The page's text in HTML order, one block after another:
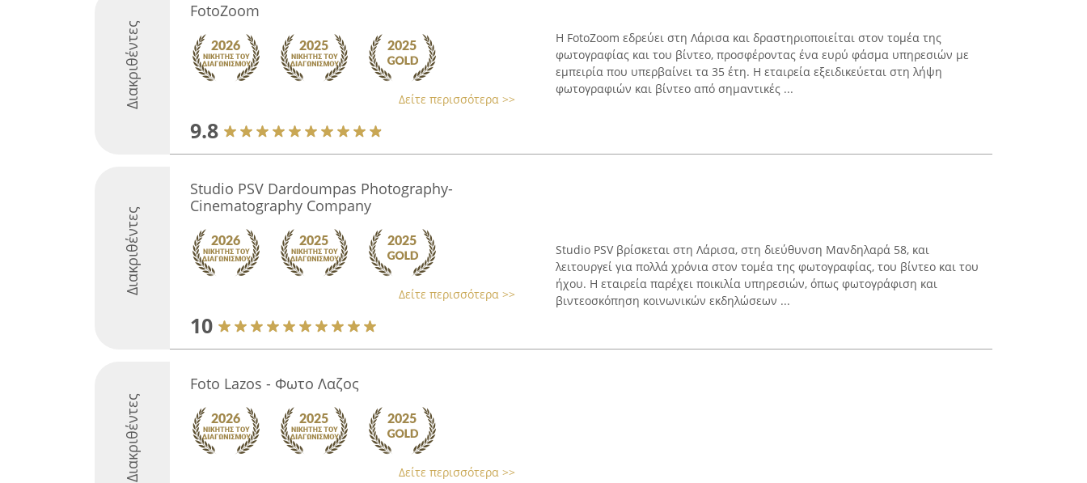
Διακριθέντες
FotoZoom
Δείτε περισσότερα >>
9.8
Η FotoZoom εδρεύει στη Λάρισα και δραστηριοποιείται στον τομέα της
φωτογραφίας και του βίντεο, προσφέροντας ένα ευρύ φάσμα υπηρεσιών με
εμπειρία που υπερβαίνει τα 35 έτη. Η εταιρεία εξειδικεύεται στη λήψη
φωτογραφιών και βίντεο από σημαντικές ...
Διακριθέντες
Studio PSV Dardoumpas Photography-
Cinematography Company
Δείτε περισσότερα >>
10
Studio PSV βρίσκεται στη Λάρισα, στη διεύθυνση Μανδηλαρά 58, και
λειτουργεί για πολλά χρόνια στον τομέα της φωτογραφίας, του βίντεο και του
ήχου. Η εταιρεία παρέχει ποικιλία υπηρεσιών, όπως φωτογράφιση και
βιντεοσκόπηση κοινωνικών εκδηλώσεων ...
Διακριθέντες
Foto Lazos - Φωτο Λαζος
Δείτε περισσότερα >>